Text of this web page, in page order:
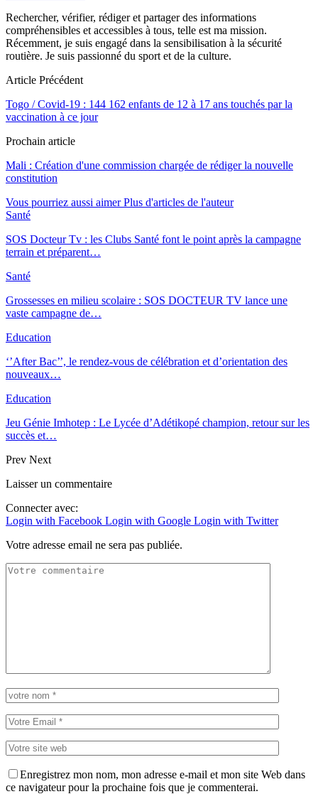
Rechercher, vérifier, rédiger et partager des informations
compréhensibles et accessibles à tous, telle est ma mission.
Récemment, je suis engagé dans la sensibilisation à la sécurité
routière. Je suis passionné du sport et de la culture.
Article Précédent
Togo / Covid-19 : 144 162 enfants de 12 à 17 ans touchés par la
vaccination à ce jour
Prochain article
Mali : Création d'une commission chargée de rédiger la nouvelle
constitution
Vous pourriez aussi aimer Plus d'articles de l'auteur
Santé
SOS Docteur Tv : les Clubs Santé font le point après la campagne
terrain et préparent…
Santé
Grossesses en milieu scolaire : SOS DOCTEUR TV lance une
vaste campagne de…
Education
‘’After Bac’’, le rendez-vous de célébration et d’orientation des
nouveaux…
Education
Jeu Génie Imhotep : Le Lycée d’Adétikopé champion, retour sur les
succès et…
Prev Next
Laisser un commentaire
Connecter avec:
Login with Facebook Login with Google Login with Twitter
Votre adresse email ne sera pas publiée.
Enregistrez mon nom, mon adresse e-mail et mon site Web dans
ce navigateur pour la prochaine fois que je commenterai.